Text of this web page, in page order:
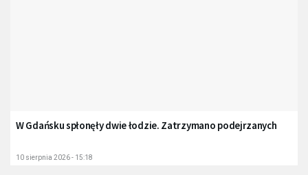
W Gdańsku spłonęły dwie łodzie. Zatrzymano podejrzanych
10 sierpnia 2026 - 15:18